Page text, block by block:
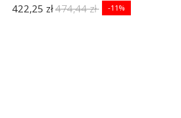
422,25 zł474,44 zł -11%